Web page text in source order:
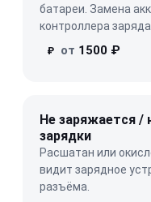
батареи. Замена
контроллера заряда.
₽ от 1500 ₽
Не заряжается /
зарядки
Расшатан или
видит зарядное
разъёма.